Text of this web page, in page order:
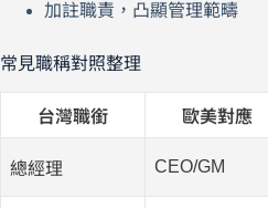
加註職責，凸顯管理範疇
常見職稱對照整理
台灣職銜 歐美對應
總經理 CEO/GM